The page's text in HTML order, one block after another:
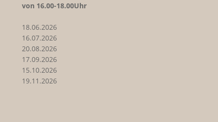
von 16.00-18.00Uhr
18.06.2026
16.07.2026
20.08.2026
17.09.2026
15.10.2026
19.11.2026